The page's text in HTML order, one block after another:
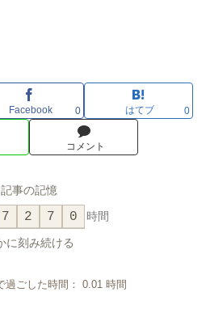
Facebook 0 はてブ 0
コメント
記事の記憶
7 2 7 0 時間
に刻み続ける
過ごした時間： 0.01時間